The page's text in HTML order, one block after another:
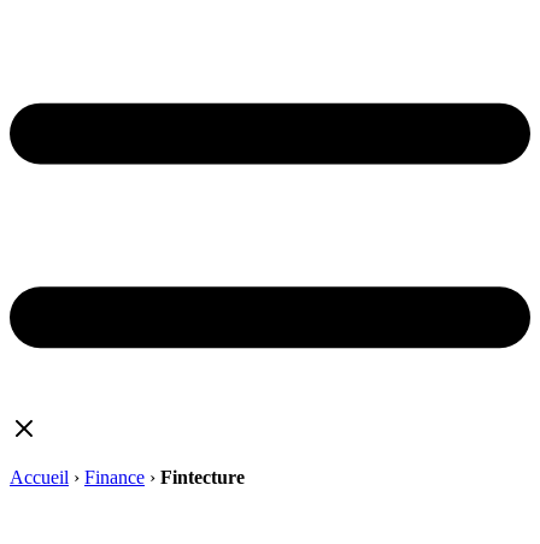
Accueil › Finance › Fintecture